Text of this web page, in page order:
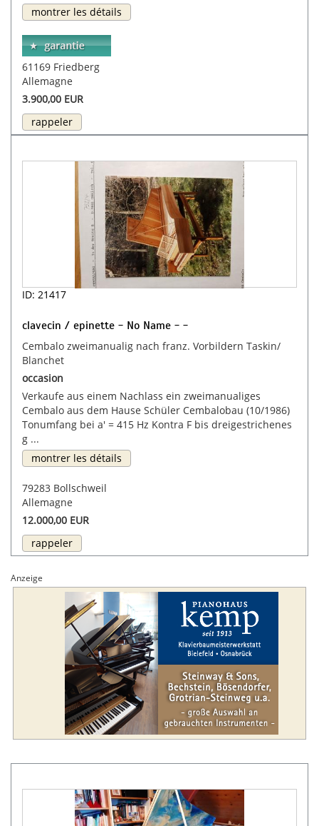
montrer les détails
61169 Friedberg
Allemagne
3.900,00 EUR
rappeler
ID: 21417
clavecin / epinette - No Name - -
Cembalo zweimanualig nach franz. Vorbildern Taskin/
Blanchet
occasion
Verkaufe aus einem Nachlass ein zweimanualiges
Cembalo aus dem Hause Schüler Cembalobau (10/1986)
Tonumfang bei a' = 415 Hz Kontra F bis dreigestrichenes
g ...
montrer les détails
79283 Bollschweil
Allemagne
12.000,00 EUR
rappeler
Anzeige